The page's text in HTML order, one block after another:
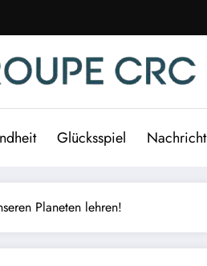
Glücksspiel Nachricht
Planeten lehren!